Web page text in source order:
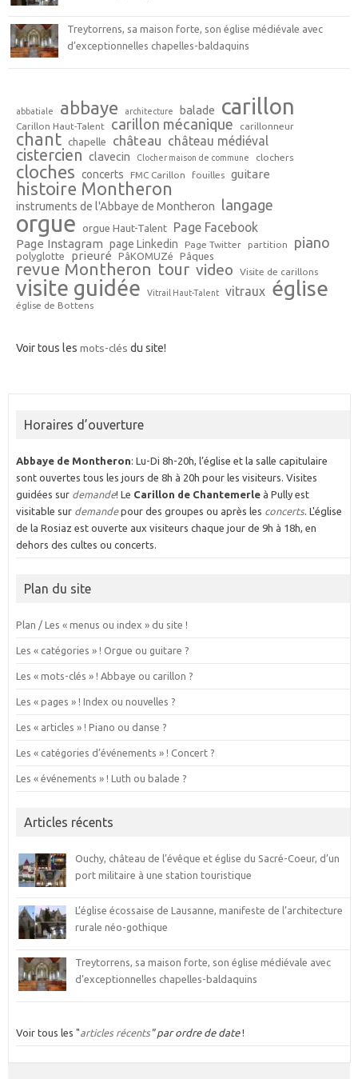
Treytorrens, sa maison forte, son église médiévale avec
d’exceptionnelles chapelles-baldaquins
abbatiale abbaye architecture balade carillon
Carillon Haut-Talent carillon mécanique carillonneur
chant chapelle château château médiéval
cistercien clavecin Clocher maison de commune clochers
cloches concerts FMC Carillon fouilles guitare
histoire Montheron
instruments de l'Abbaye de Montheron langage
orgue orgue Haut-Talent Page Facebook
Page Instagram page Linkedin Page Twitter partition piano
polyglotte prieuré PâKOMUZé Pâques
revue Montheron tour video Visite de carillons
visite guidée Vitrail Haut-Talent vitraux église
église de Bottens
Voir tous les mots-clés du site!
Horaires d’ouverture
Abbaye de Montheron: Lu-Di 8h-20h, l’église et la salle capitulaire
sont ouvertes tous les jours de 8h à 20h pour les visiteurs. Visites
guidées sur demande! Le Carillon de Chantemerleà Pully est
visitable sur demandepour des groupes ou après les concerts. L'église
de la Rosiaz est ouverte aux visiteurs chaque jour de 9h à 18h, en
dehors des cultes ou concerts.
Plan du site
Plan / Les « menus ou index » du site !
Les « catégories » ! Orgue ou guitare ?
Les « mots-clés » ! Abbaye ou carillon ?
Les « pages » ! Index ou nouvelles ?
Les « articles » ! Piano ou danse ?
Les « catégories d’événements » ! Concert ?
Les « événements » ! Luth ou balade ?
Articles récents
Ouchy, château de l’évêque et église du Sacré-Coeur, d’un
port militaire à une station touristique
L’église écossaise de Lausanne, manifeste de l’architecture
rurale néo-gothique
Treytorrens, sa maison forte, son église médiévale avec
d’exceptionnelles chapelles-baldaquins
Voir tous les "articles récents" par ordre de date!